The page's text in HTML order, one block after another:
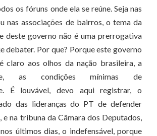
os fóruns onde ela se reúne. Seja nas
nas associações de bairros, o tema da
deste governo não é uma prerrogativa
debater. Por que? Porque este governo
claro aos olhos da nação brasileira, a
as condições mínimas de
É louvável, devo aqui registrar, o
das lideranças do PT de defender
e na tribuna da Câmara dos Deputados,
últimos dias, o indefensável, porque